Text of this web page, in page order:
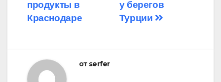
записям
у берегов
Турции
продукты в
Краснодаре
от serfer